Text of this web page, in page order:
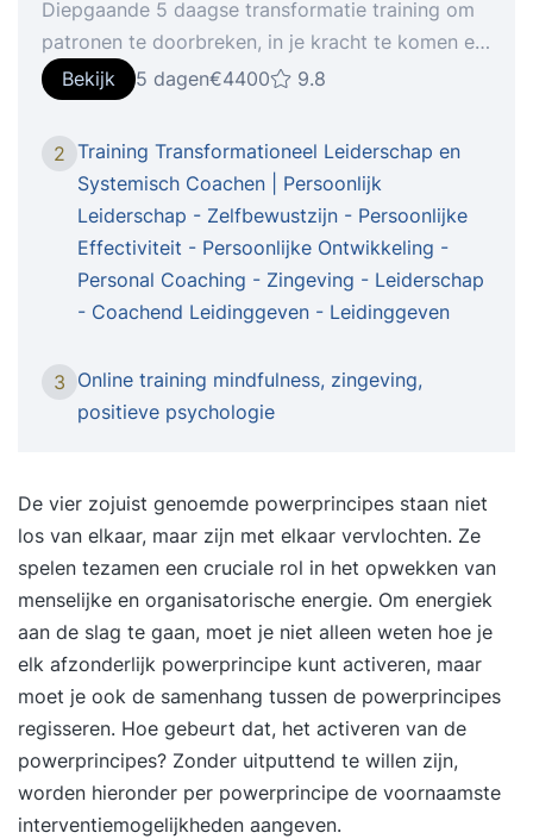
Diepgaande 5 daagse transformatie training om
patronen te doorbreken, in je kracht te komen en
je potentieel volledig te benutten. Een
levensveranderende ervaring voor velen. Meer
dan 15 jaar bewezen. Leer tijdens deze 5-daagse
training om inzicht te krijgen in wat jouw
werkelijke drijfveren zijn en werk aan je
persoonlijke ontwikkeling. TRAINING DE DUIK |
5-daagse training voor persoonlijke ontwikkeling
en groei.LAAT OUDE BALLST LOS, INNERLIJKE
RUST, ZELFVERTROUWEN, KRACHT, PASSIE EN
en kwaliteit in je leven, als dingen niet gaan zoals
je wilt, als je je potentieel volledig wilt benutten,
zoekt, dan is Training de Duik iets voor jou.Je
werkelijke drijfveren boven water Training de
Duik is erop gericht om jou beter zicht te bieden
op wat je werkelijke drijfveren zijn. Om helder te
krijgen wat je echt wilt in het leven, te ervaren
wat belangrijk is voor jou. Je zult je eigen kracht
en potentieel ontdekken om je leven op jouw
manier vorm te geven en authentiek, autonoom
en vrij te leven.Ervaringsgerichte aanpak De Duik
is ontwikkeld in 2008 op basis van tientallen
jaren ervaring en ontwikkeling op het gebied van
Bekijk 5 dagen€4400 9.8
2 Training Transformationeel Leiderschap en
Systemisch Coachen | Persoonlijk
Leiderschap - Zelfbewustzijn - Persoonlijke
Effectiviteit - Persoonlijke Ontwikkeling -
Personal Coaching - Zingeving - Leiderschap
- Coachend Leidinggeven - Leidinggeven
3 Online training mindfulness, zingeving,
positieve psychologie
De vier zojuist genoemde powerprincipes staan niet
los van elkaar, maar zijn met elkaar vervlochten. Ze
spelen tezamen een cruciale rol in het opwekken van
menselijke en organisatorische energie. Om energiek
aan de slag te gaan, moet je niet alleen weten hoe je
elk afzonderlijk powerprincipe kunt activeren, maar
moet je ook de samenhang tussen de powerprincipes
regisseren. Hoe gebeurt dat, het activeren van de
powerprincipes? Zonder uitputtend te willen zijn,
worden hieronder per powerprincipe de voornaamste
interventiemogelijkheden aangeven.